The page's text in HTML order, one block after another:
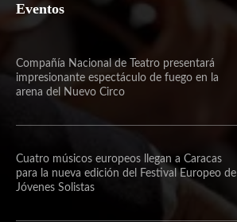
Eventos
Compañía Nacional de Teatro presentará
impresionante espectáculo de fuego en la
arena del Nuevo Circo
Cuatro músicos europeos llegan a Caracas
para la nueva edición del Festival Europeo de
Jóvenes Solistas